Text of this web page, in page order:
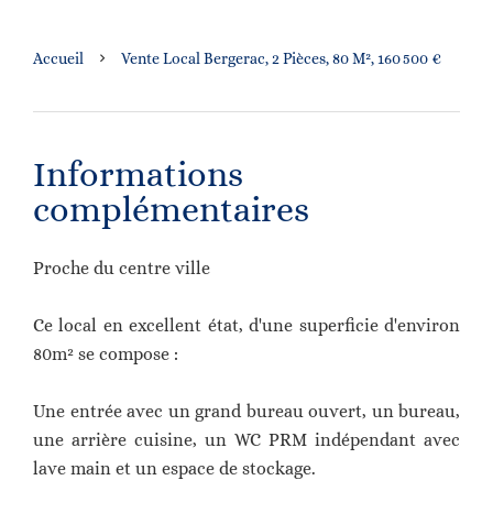
Accueil Vente Local Bergerac, 2 Pièces, 80 M², 160 500 €
Informations
complémentaires
Proche du centre ville
Ce local en excellent état, d'une superficie d'environ
80m² se compose :
Une entrée avec un grand bureau ouvert, un bureau,
une arrière cuisine, un WC PRM indépendant avec
lave main et un espace de stockage.